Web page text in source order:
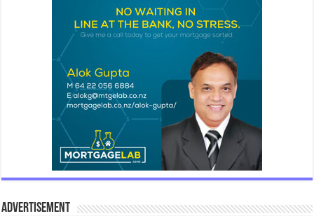
Advertisement